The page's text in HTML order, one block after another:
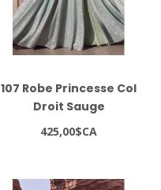
107 Robe Princesse Col
Droit Sauge
425,00$CA